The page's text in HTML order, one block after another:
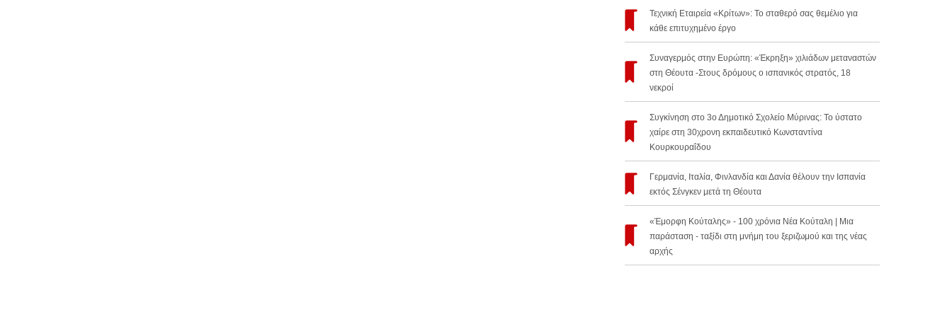
Τεχνική Εταιρεία «Κρίτων»: Το σταθερό σας θεμέλιο για
κάθε επιτυχημένο έργο
Συναγερμός στην Ευρώπη: «Έκρηξη» χιλιάδων μεταναστών
στη Θέουτα -Στους δρόμους ο ισπανικός στρατός, 18
νεκροί
Συγκίνηση στο 3ο Δημοτικό Σχολείο Μύρινας: Το ύστατο
χαίρε στη 30χρονη εκπαιδευτικό Κωνσταντίνα
Κουρκουραΐδου
Γερμανία, Ιταλία, Φινλανδία και Δανία θέλουν την Ισπανία
εκτός Σένγκεν μετά τη Θέουτα
«Έμορφη Κούταλης» - 100 χρόνια Νέα Κούταλη | Μια
παράσταση - ταξίδι στη μνήμη του ξεριζωμού και της νέας
αρχής